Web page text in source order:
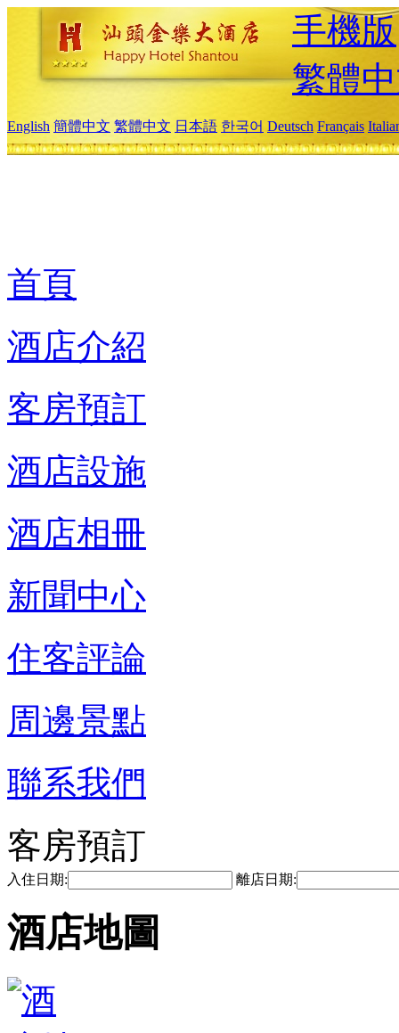
手機版
繁體
English 簡體中文 繁體中文 日本語 한국어 Deutsch Français
首頁
酒店介紹
客房預訂
酒店設施
酒店相冊
新聞中心
住客評論
周邊景點
聯系我們
客房預訂
入住日期: 離店日期:
酒店地圖